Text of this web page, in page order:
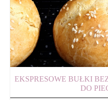
EKSPRESOWE BUŁKI
DO